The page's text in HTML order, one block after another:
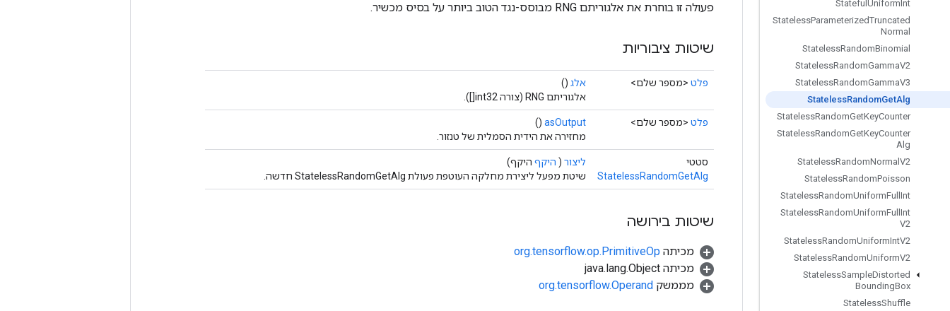
Stateful UniformInt
StatelessParameterizedTruncated
Normal
StatelessRandomBinomial
StatelessRandomGammaV2
StatelessRandomGammaV3
StatelessRandomGetAlg
StatelessRandomGetKeyCounter
StatelessRandomGetKeyCounter
Alg
StatelessRandomNormal V2
StatelessRandomPoisson
StatelessRandomUniformFull Int
StatelessRandomUniformFull Int
V2
StatelessRandomUniformIntV2
StatelessRandomUniformV2
StatelessSampleDistorted
BoundingBox
StatelessShuffle
פעולה זו בוחרת את אלגוריתם RNG מבוסס-נגד הטוב ביותר על בסיס מכשיר.
שיטות ציבוריות
פלט <מספר שלם> אלג ()
אלגוריתם RNG (צורה int32[]).
פלט <מספר שלם> asOutput
()
מחזירה את הידית הסמלית של טנזור.
סטטי
StatelessRandomGetAlg
ליצור ( היקף היקף)
שיטת מפעל ליצירת מחלקה העוטפת פעולת StatelessRandomGetAlg חדשה.
שיטות בירושה
מכיתה org.tensorflow.op.PrimitiveOp
מכיתה java.lang.Object
מממשק org.tensorflow.Operand